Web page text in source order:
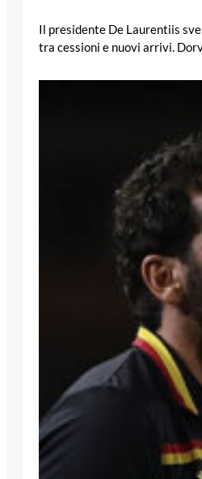
Il presidente De Laurentiis
tra cessioni e nuovi arrivi.